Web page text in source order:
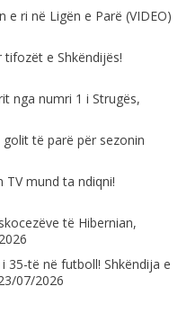
e ri në Ligën e Parë (VIDEO)
e Shkëndijës!
nga numri 1 i Strugës,
të parë për sezonin
TV mund ta ndiqni!
të Hibernian,
të në futboll! Shkëndija e
07/2026